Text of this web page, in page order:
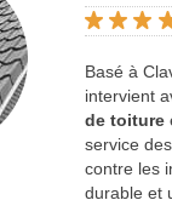
Basé à
intervient
de toiture
service
contre les
durable et